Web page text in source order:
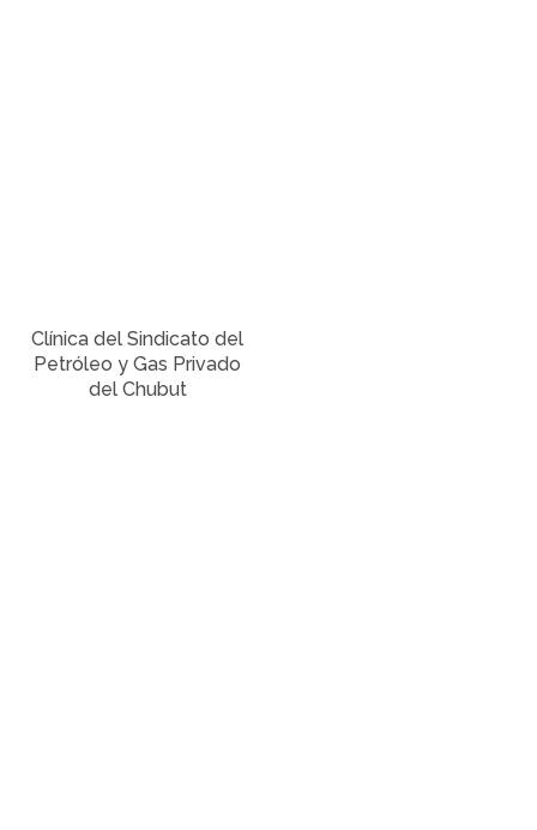
Clínica del Sindicato del
Petróleo y Gas Privado
del Chubut